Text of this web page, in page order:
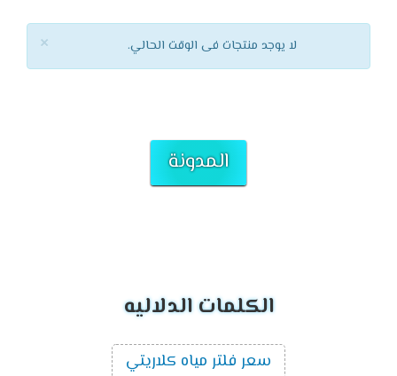
× لا يوجد منتجات فى الوقت الحالي.
المدونة
الكلمات الدلاليه
سعر فلتر مياه كلاريتي